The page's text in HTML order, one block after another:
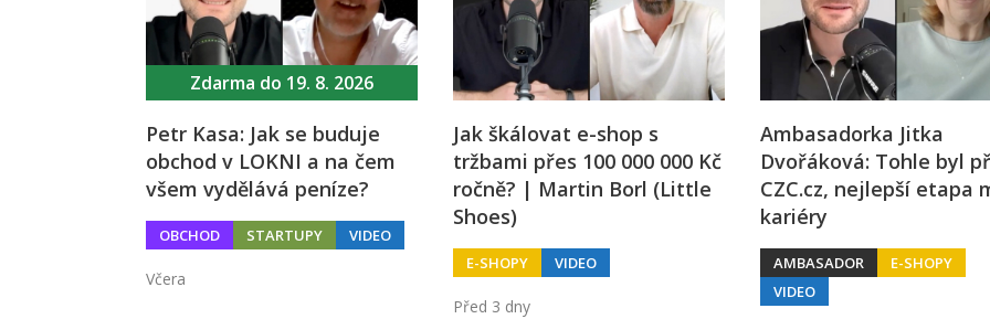
Zdarma do 19. 8. 2026
Petr Kasa: Jak se buduje
obchod v LOKNI a na čem
všem vydělává peníze?
OBCHOD STARTUPY VIDEO
Včera
Jak škálovat e-shop s
tržbami přes 100 000 000 Kč
ročně? | Martin Borl (Little
Shoes)
E-SHOPY VIDEO
Před 3 dny
Ambasadorka Jitka
Dvořáková: Tohle byl
CZC.cz, nejlepší etapa
kariéry
AMBASADOR
E-SHOPY
VIDEO